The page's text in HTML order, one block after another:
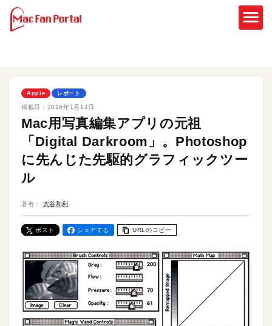
Apple レポート
掲載日： 2026年1月14日
Mac用写真編集アプリの元祖
「Digital Darkroom」。Photoshop
に先んじた先駆的グラフィックツー
ル
著者： 大谷和利
ポスト シェアする URLのコピー